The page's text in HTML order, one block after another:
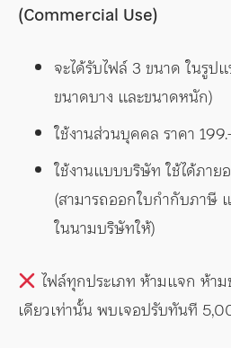
(Commercial Use)
จะได้รับไฟล์ 3 ขนาด ในรู
ขนาดบาง และขนาดหนัก)
ใช้งานส่วนบุคคล ราคา
ใช้งานแบบบริษัท ใช้ได้ภาย
(สามารถออกใบกำกับภาษี
ในนามบริษัทให้)
ไฟล์ทุกประเภท ห้ามแจก ห้า
เดียวเท่านั้น พบเจอปรับทันที